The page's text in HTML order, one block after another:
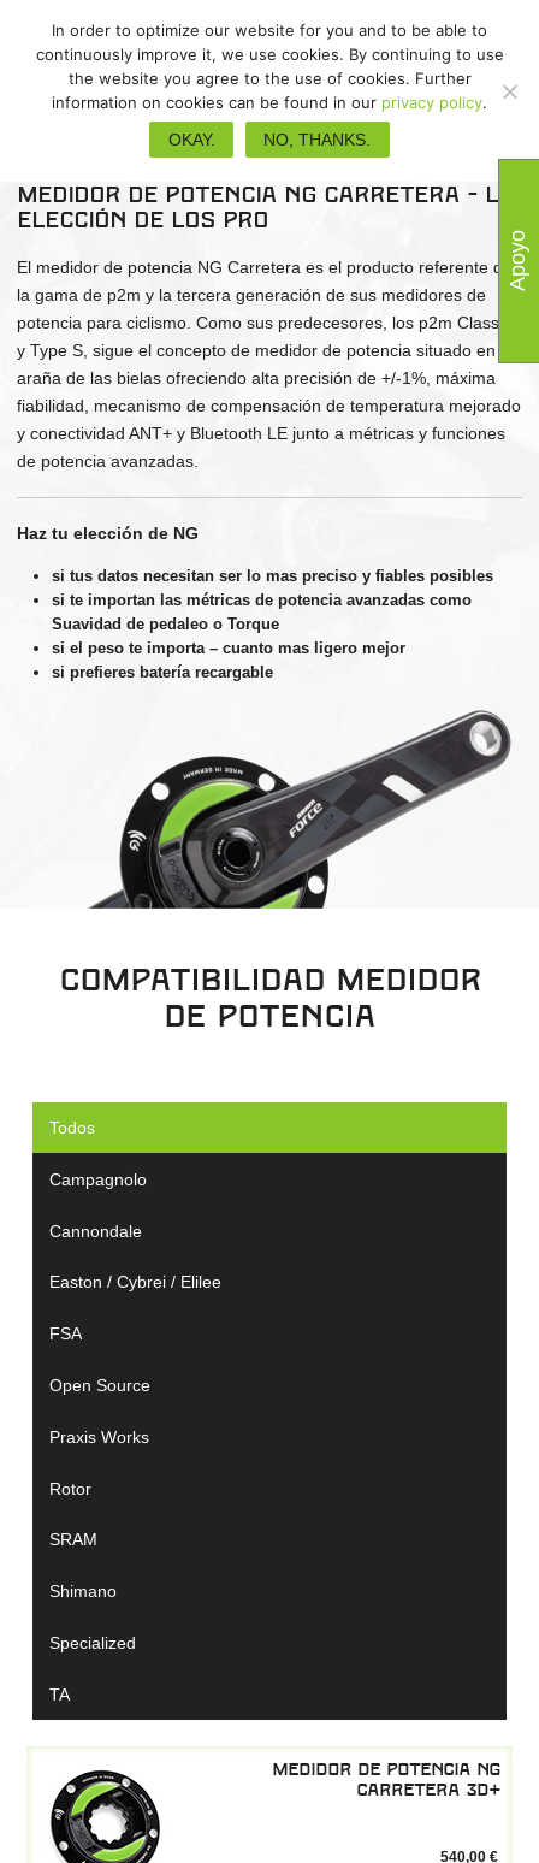
NG CARRETERA
Medidor de potencia NG Carretera - La
elección de los PRO
El medidor de potencia NG Carretera es el producto referente de
la gama de p2m y la tercera generación de sus medidores de
potencia para ciclismo. Como sus predecesores, los p2m Classic
y Type S, sigue el concepto de medidor de potencia situado en la
araña de las bielas ofreciendo alta precisión de +/-1%, máxima
fiabilidad, mecanismo de compensación de temperatura mejorado
y conectividad ANT+ y Bluetooth LE junto a métricas y funciones
de potencia avanzadas.
Haz tu elección de NG
si tus datos necesitan ser lo mas preciso y fiables posibles
si te importan las métricas de potencia avanzadas como
Suavidad de pedaleo o Torque
si el peso te importa – cuanto mas ligero mejor
si prefieres batería recargable
compatibilidad medidor
de potencia
Todos
Campagnolo
Cannondale
Easton / Cybrei / Elilee
FSA
Open Source
Praxis Works
Rotor
SRAM
Shimano
Specialized
TA
Medidor de potencia NG
Carretera 3D+
540,00 €
Apoyo
In order to optimize our website for you and to be able to
continuously improve it, we use cookies. By continuing to use
the website you agree to the use of cookies. Further
information on cookies can be found in our privacy policy.
OKAY.
NO, THANKS.